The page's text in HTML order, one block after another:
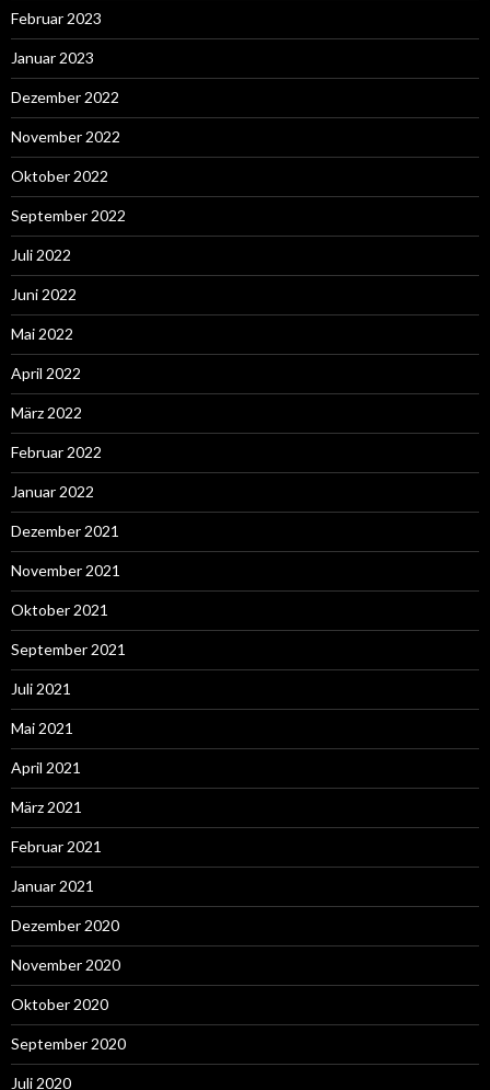
Februar 2023
Januar 2023
Dezember 2022
November 2022
Oktober 2022
September 2022
Juli 2022
Juni 2022
Mai 2022
April 2022
März 2022
Februar 2022
Januar 2022
Dezember 2021
November 2021
Oktober 2021
September 2021
Juli 2021
Mai 2021
April 2021
März 2021
Februar 2021
Januar 2021
Dezember 2020
November 2020
Oktober 2020
September 2020
Juli 2020